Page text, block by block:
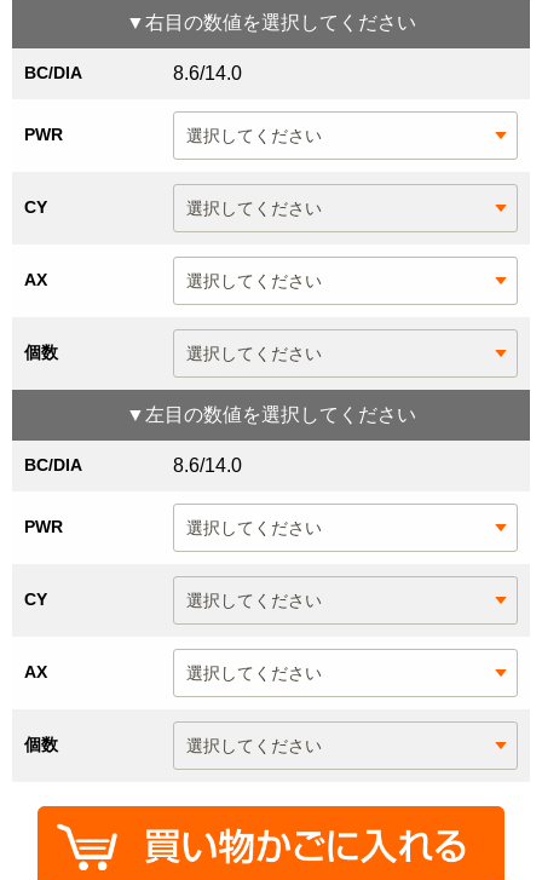
▼右目 の数値を選択してください
BC/DIA 8.6/14.0
PWR
CY
AX
個数
▼ 左目 の数値を選択してください
BC/DIA 8.6/14.0
PWR
CY
AX
個数